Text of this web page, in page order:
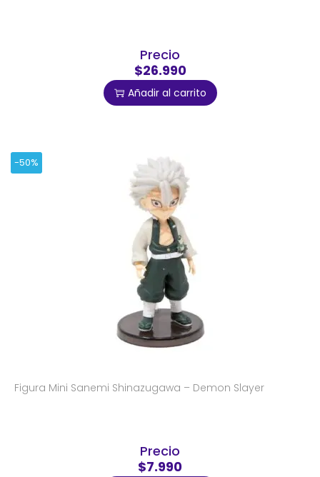
Precio
$26.990
Añadir al carrito
-50%
Figura Mini Sanemi Shinazugawa – Demon Slayer
Precio
$7.990